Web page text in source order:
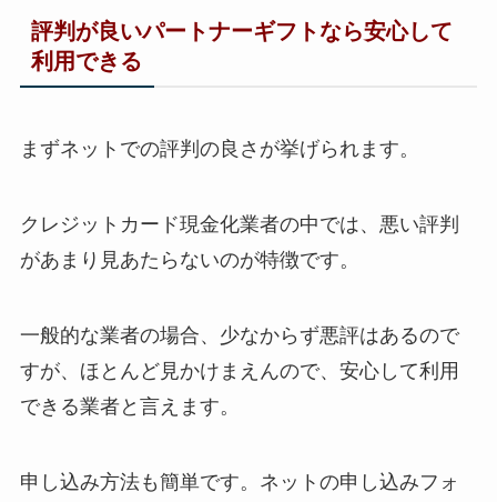
評判が良いパートナーギフトなら安心して
利用できる
まずネットでの評判の良さが挙げられます。
クレジットカード現金化業者の中では、悪い評判
があまり見あたらないのが特徴です。
一般的な業者の場合、少なからず悪評はあるので
すが、ほとんど見かけまえんので、安心して利用
できる業者と言えます。
申し込み方法も簡単です。ネットの申し込みフォ